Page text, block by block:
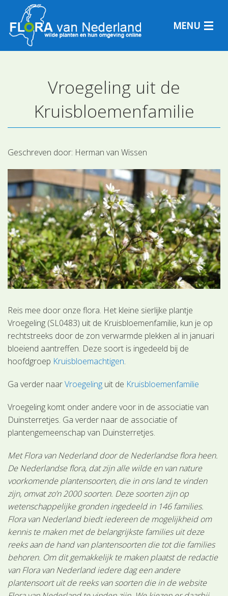
MENU
Plantensoorten
Determineren
Vroegeling uit de
Kruisbloemenfamilie
Geschreven door: Herman van Wissen
Reis mee door onze flora. Het kleine sierlijke plantje
Vroegeling (SL0483) uit de Kruisbloemenfamilie, kun je op
rechtstreeks door de zon verwarmde plekken al in januari
bloeiend aantreffen. Deze soort is ingedeeld bij de
hoofdgroep Kruisbloemachtigen.
Ga verder naarVroegeling uit de Kruisbloemenfamilie
Vroegeling komt onder andere voor in de associatie van
Duinsterretjes. Ga verder naar de associatie of
plantengemeenschap van Duinsterretjes.
Met Flora van Nederland door de Nederlandse flora heen.
De Nederlandse flora, dat zijn alle wilde en van nature
voorkomende plantensoorten, die in ons land te vinden
zijn, omvat zo’n 2000 soorten. Deze soorten zijn op
wetenschappelijke gronden ingedeeld in 146 families.
Flora van Nederland biedt iedereen de mogelijkheid om
kennis te maken met de belangrijkste families uit deze
reeks aan de hand van plantensoorten die tot die families
behoren. Om dit gemakkelijk te maken plaatst de redactie
van Flora van Nederland iedere dag een andere
plantensoort uit de reeks van soorten die in de website